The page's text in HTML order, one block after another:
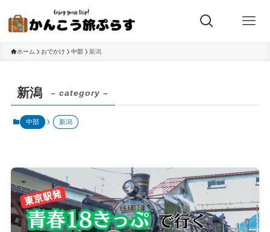
ホーム おでかけ 中部 新潟
新潟 – category –
中部 新潟